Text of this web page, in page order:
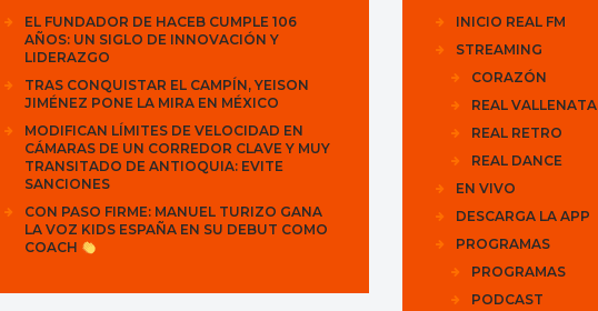
EL FUNDADOR DE HACEB CUMPLE 106
AÑOS: UN SIGLO DE INNOVACIÓN Y
LIDERAZGO
TRAS CONQUISTAR EL CAMPÍN, YEISON
JIMÉNEZ PONE LA MIRA EN MÉXICO
MODIFICAN LÍMITES DE VELOCIDAD EN
CÁMARAS DE UN CORREDOR CLAVE Y MUY
TRANSITADO DE ANTIOQUIA: EVITE
SANCIONES
CON PASO FIRME: MANUEL TURIZO GANA
LA VOZ KIDS ESPAÑA EN SU DEBUT COMO
COACH
INICIO REAL FM
STREAMING
CORAZÓN
REAL VALLENATA
REAL RETRO
REAL DANCE
EN VIVO
DESCARGA LA APP
PROGRAMAS
PROGRAMAS
PODCAST